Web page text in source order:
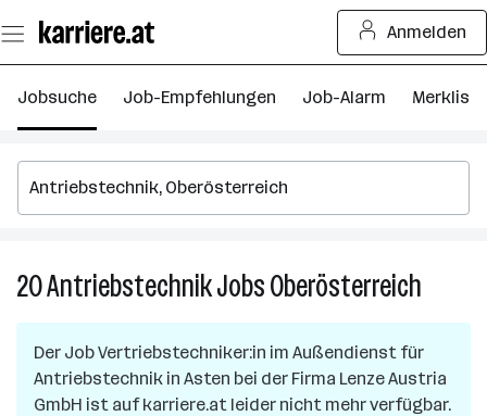
Seiteninhalt
springen
Anmelden
Jobsuche Job-Empfehlungen Job-Alarm Merkliste
20AntriebstechnikJobsOberösterreich
in
Der JobVertriebstechniker:in im Außendienst für
Antriebstechnik in Asten bei der Firma Lenze Austria
GmbH ist auf karriere.at leider nicht mehr verfügbar.